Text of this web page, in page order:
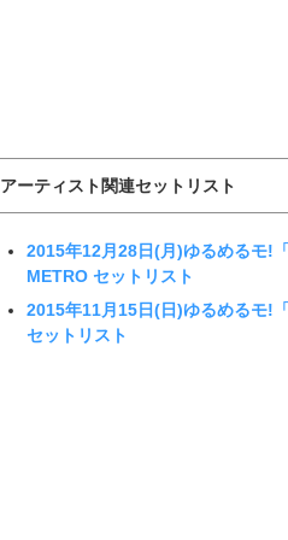
アーティスト関連セットリスト
2015年12月28日(月)ゆるめるモ!
METRO セットリスト
2015年11月15日(日)ゆるめるモ!
セットリスト